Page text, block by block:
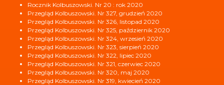
Rocznik Kolbuszowski. Nr 20 : rok 2020
Przegląd Kolbuszowski. Nr 327, grudzień 2020
Przegląd Kolbuszowski. Nr 326, listopad 2020
Przegląd Kolbuszowski. Nr 325, październik 2020
Przegląd Kolbuszowski. Nr 324, wrzesień 2020
Przegląd Kolbuszowski. Nr 323, sierpień 2020
Przegląd Kolbuszowski. Nr 322, lipiec 2020
Przegląd Kolbuszowski. Nr 321, czerwiec 2020
Przegląd Kolbuszowski. Nr 320, maj 2020
Przegląd Kolbuszowski. Nr 319, kwiecień 2020